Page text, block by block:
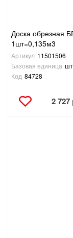
ТОВАРЫ ДЛЯ
Доска обрезная
1шт=0,135м3
Артикул 11501506
Базовая единица шт
Код 84728
2 727